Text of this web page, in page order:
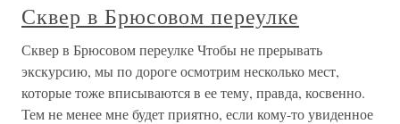
Сквер в Брюсовом переулке
Сквер в Брюсовом переулке Чтобы не прерывать
экскурсию, мы по дороге осмотрим несколько мест,
которые тоже вписываются в ее тему, правда, косвенно.
Тем не менее мне будет приятно, если кому-то увиденное